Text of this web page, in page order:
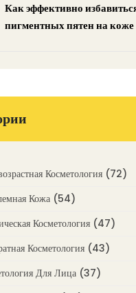
Как эффективно
пигментных пятен на коже
Косметология (72)
Кожа (54)
Косметология (47)
Косметология (43)
Для Лица (37)